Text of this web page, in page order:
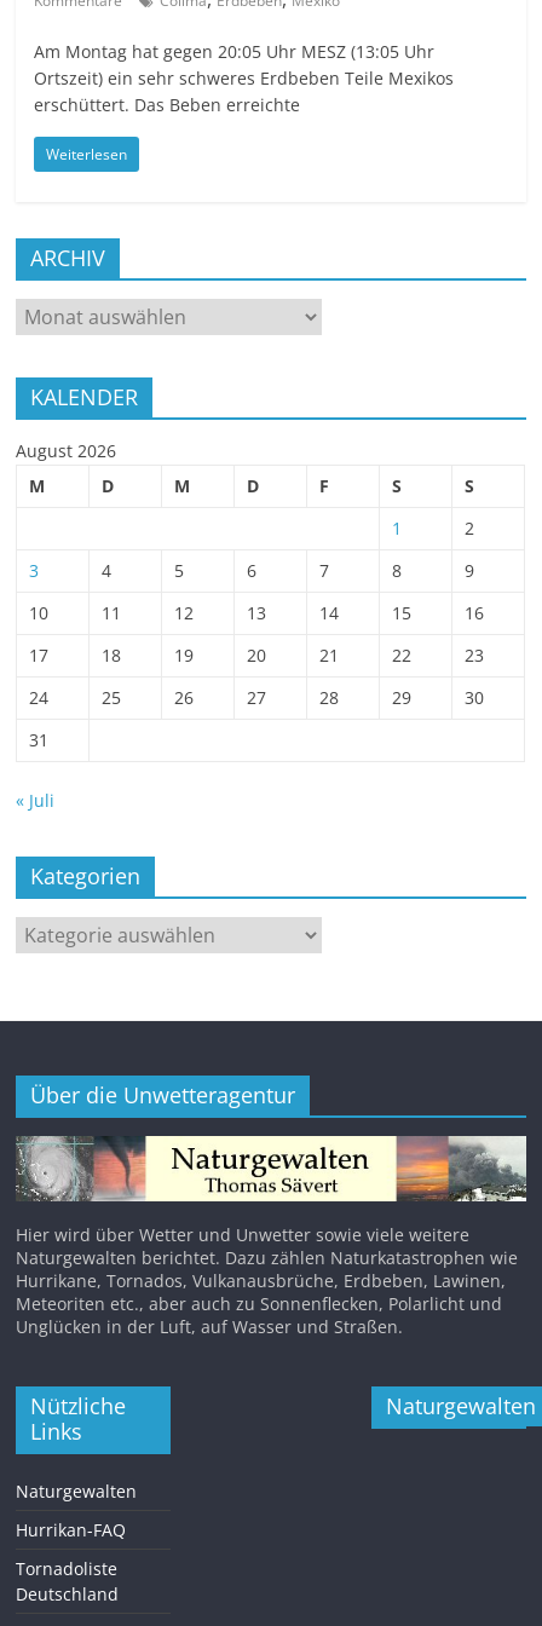
Am Montag hat gegen 20:05 Uhr MESZ (13:05 Uhr
Ortszeit) ein sehr schweres Erdbeben Teile Mexikos
erschüttert. Das Beben erreichte
Weiterlesen
ARCHIV
ARCHIV
KALENDER
August 2026
M
D M D F S
S
1
2
3
4 5 6 7 8
9
10
11 12 13 14 15
16
17
18 19 20 21 22
23
24
25 26 27 28 29
30
31
« Juli
Kategorien
Kategorien
Über die Unwetteragentur
Hier wird über Wetter und Unwetter sowie viele weitere
Naturgewalten berichtet. Dazu zählen Naturkatastrophen wie
Hurrikane, Tornados, Vulkanausbrüche, Erdbeben, Lawinen,
Meteoriten etc., aber auch zu Sonnenflecken, Polarlicht und
Unglücken in der Luft, auf Wasser und Straßen.
Nützliche
Links
Naturgewalten
Hurrikan-FAQ
Tornadoliste
Deutschland
Naturgewalten